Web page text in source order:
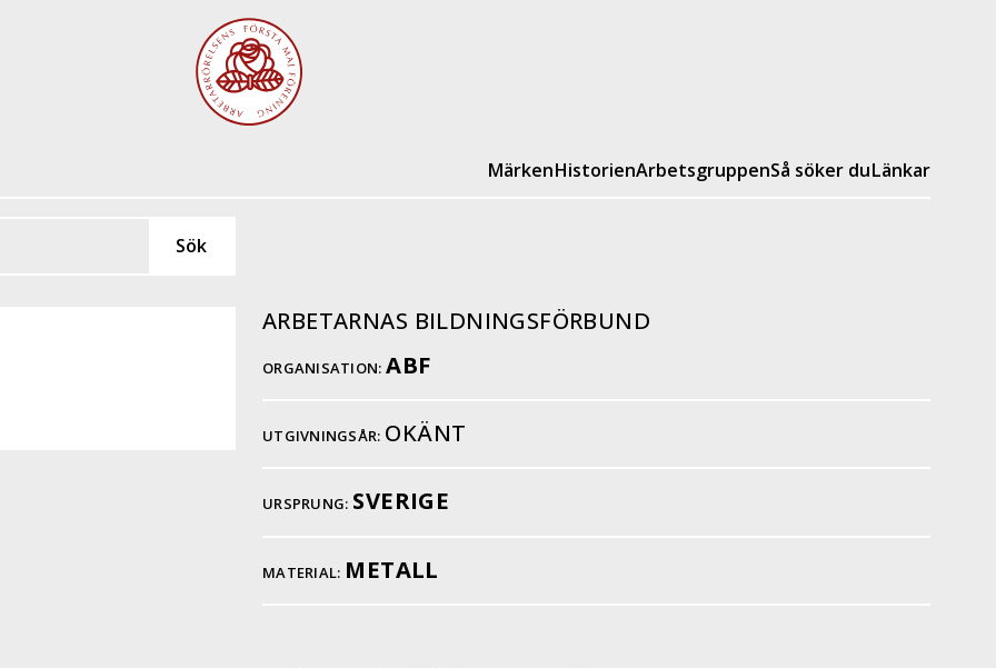
MärkenHistorienArbetsgruppenSå söker duLänkar
ARBETARNAS BILDNINGSFÖRBUND
ORGANISATION: ABF
UTGIVNINGSÅR: OKÄNT
URSPRUNG: SVERIGE
MATERIAL: METALL